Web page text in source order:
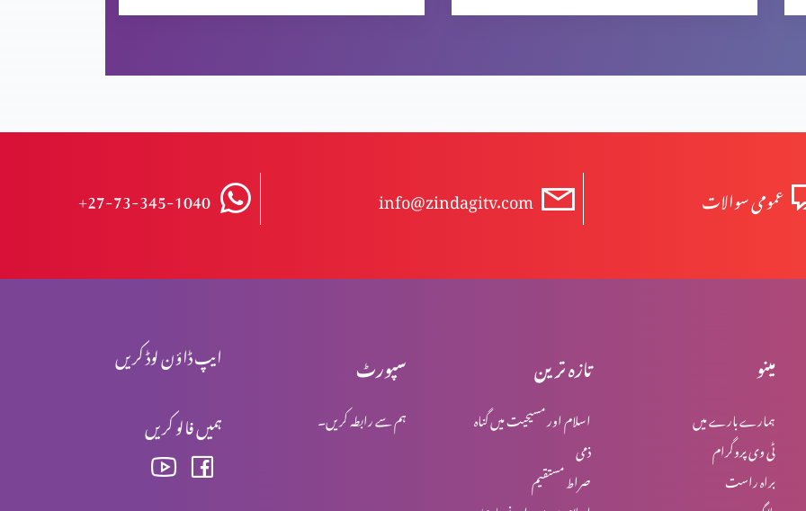
+27-73-345-1040 info@zindagitv.com عمومی سوالات
ایپ ڈاؤن لوڈ کریں
ہمیں فالو کریں
سپورٹ
ہم سے رابطہ کریں۔
تازہ ترین
اسلام اور مسیحیت میں گناہ
ذمی
صراط مستقیم
مینو
ہمارے بارے میں
ٹی وی پروگرام
براہ راست